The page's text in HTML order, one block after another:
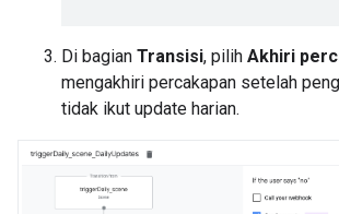
Di bagian Transisi, pilih Akhiri
mengakhiri percakapan setelah
tidak ikut update harian.